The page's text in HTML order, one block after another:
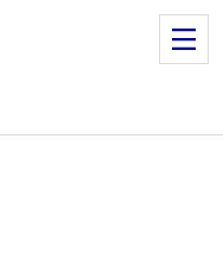
production